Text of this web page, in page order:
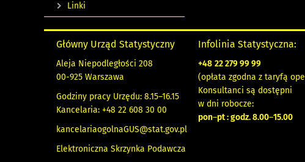
Linki
Główny Urząd Statystyczny
Aleja Niepodległości 208
00-925 Warszawa
Godziny pracy Urzędu: 8.15–16.15
Kancelaria: +48 22 608 30 00
kancelariaogolnaGUS@stat.gov.pl
Elektroniczna Skrzynka Podawcza
Infolinia Statystyczna:
+48 22 279 99 99
(opłata zgodna z taryfą
Konsultanci są dostępni
w dni robocze:
pon–pt : godz. 8.00–15.00